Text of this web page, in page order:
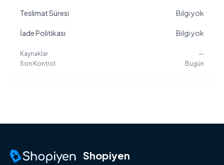
Teslimat Süresi Bilgi yok
İade Politikası Bilgi yok
Kaynaklar
—
Son Kontrol
Bugün
Shopiyen